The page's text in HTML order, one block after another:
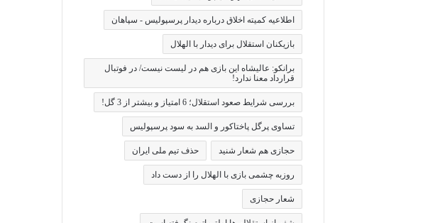
اطلاعیه کمیته اخلاق درباره دیدار پرسپولیس - سپاهان
بازیکنان استقلال برای دیدار با الهلال
برانکو: عالیشاه این بازی هم در لیست نیست/ در فوتبال
قرارداد معنا ندارد!
بررسی شرایط صعود استقلال؛ 6 امتیاز و بیشتر از 3 گل!
تساوی پرگل پاختاکور و السد به سود پرسپولیس
حجازی هم شعار شنید حذف تیم ملی ایران
روزبه چشمی بازی با الهلال را از دست داد
شعار حجازی